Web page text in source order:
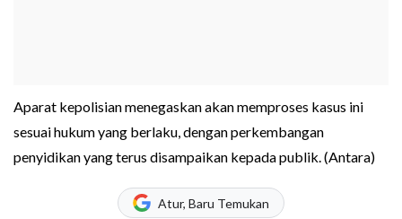
Aparat kepolisian menegaskan akan memproses kasus ini
sesuai hukum yang berlaku, dengan perkembangan
penyidikan yang terus disampaikan kepada publik. (Antara)
Atur, Baru Temukan